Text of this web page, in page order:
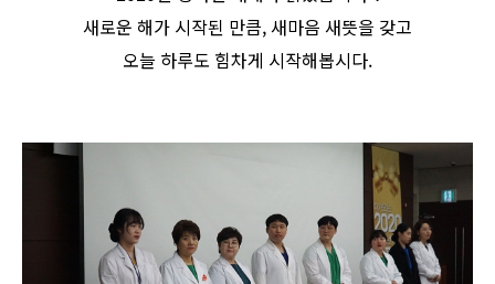
새로운 해가 시작된 만큼, 새마음 새뜻을 갖고
오늘 하루도 힘차게 시작해봅시다.